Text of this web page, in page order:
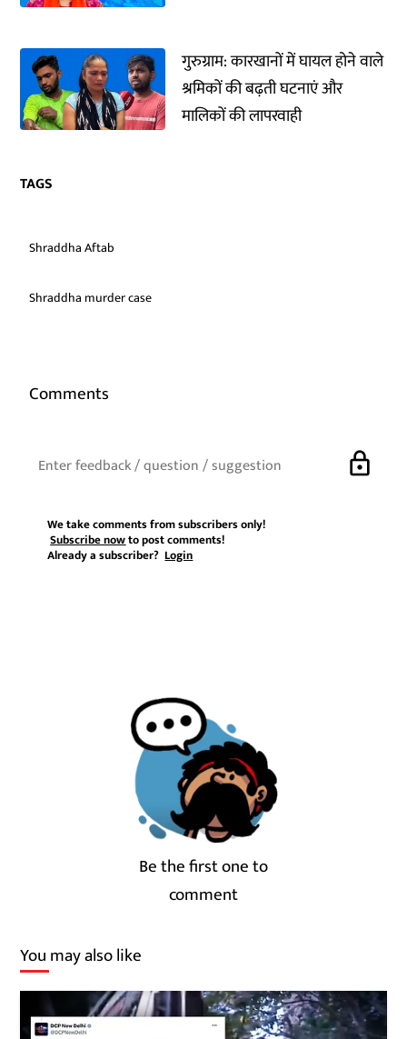
गुरुग्राम: कारखानों में घायल होने वाले
श्रमिकों की बढ़ती घटनाएं और
मालिकों की लापरवाही
TAGS
Shraddha Aftab
Shraddha murder case
Comments
lock
We take comments from subscribers only!
Subscribe nowto post comments!
Already a subscriber?Login
Be the first one to
comment
You may also like